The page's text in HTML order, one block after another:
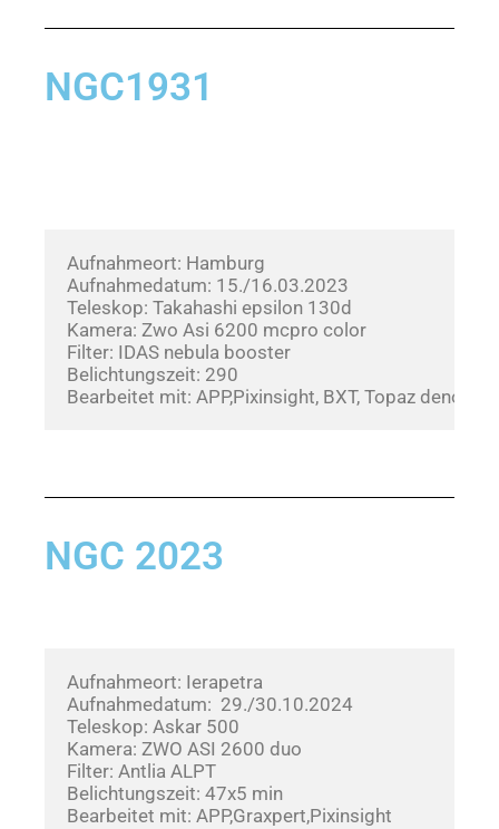
NGC1931
Aufnahmeort: Hamburg
Aufnahmedatum: 15./16.03.2023
Teleskop: Takahashi epsilon 130d
Kamera: Zwo Asi 6200 mcpro color
Filter: IDAS nebula booster
Belichtungszeit: 290
Bearbeitet mit: APP,Pixinsight, BXT, Topaz denoise
NGC 2023
Aufnahmeort: Ierapetra
Aufnahmedatum:  29./30.10.2024
Teleskop: Askar 500
Kamera: ZWO ASI 2600 duo
Filter: Antlia ALPT
Belichtungszeit: 47x5 min
Bearbeitet mit: APP,Graxpert,Pixinsight